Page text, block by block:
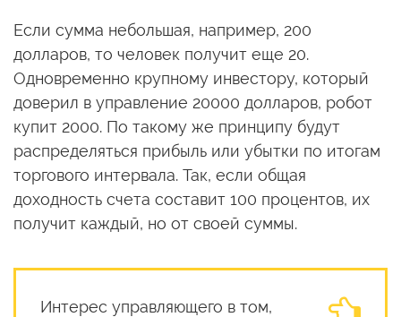
Если сумма небольшая, например, 200
долларов, то человек получит еще 20.
Одновременно крупному инвестору, который
доверил в управление 20000 долларов, робот
купит 2000. По такому же принципу будут
распределяться прибыль или убытки по итогам
торгового интервала. Так, если общая
доходность счета составит 100 процентов, их
получит каждый, но от своей суммы.
Интерес управляющего в том,